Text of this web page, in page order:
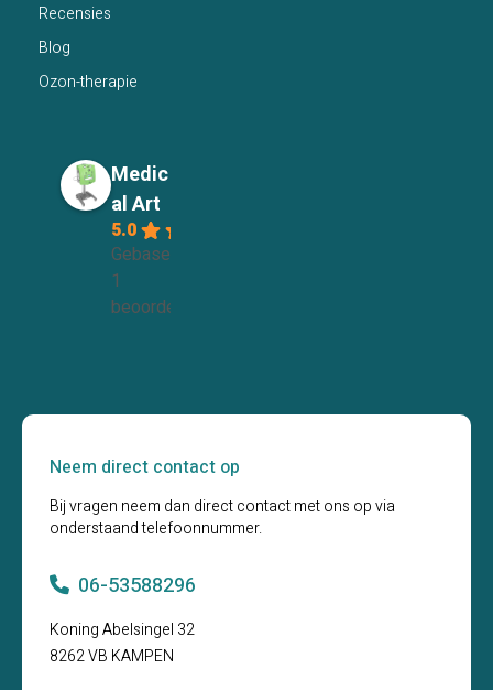
Recensies
Blog
Ozon-therapie
Medic
al Art
5.0
Gebaseerd op
1
beoordelingen
Neem direct contact op
Bij vragen neem dan direct contact met ons op via
onderstaand telefoonnummer.
06-53588296
Koning Abelsingel 32
8262 VB KAMPEN